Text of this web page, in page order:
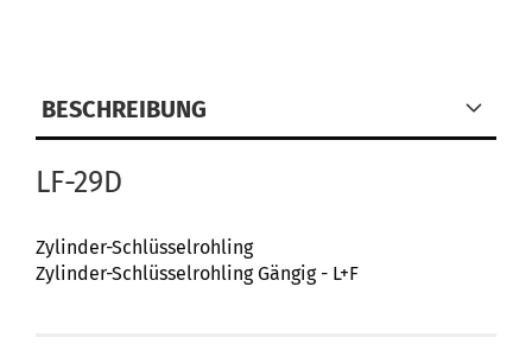
BESCHREIBUNG
LF-29D
Zylinder-Schlüsselrohling
Zylinder-Schlüsselrohling Gängig - L+F